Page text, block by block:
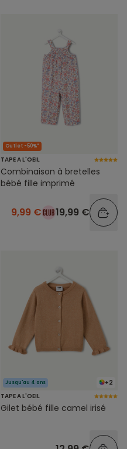
Outlet -50%*
TAPE A L'OEIL
Combinaison à bretelles
bébé fille imprimé
9,99 € 19,99 €
+2
Jusqu'au 4 ans
TAPE A L'OEIL
Gilet bébé fille camel irisé